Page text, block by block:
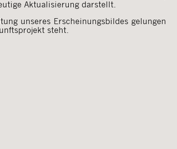
Aktualisierung darstellt.
unseres Erscheinungsbildes gelungen
steht.